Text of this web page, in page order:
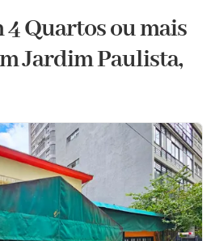
4 Quartos ou mais
Jardim Paulista,